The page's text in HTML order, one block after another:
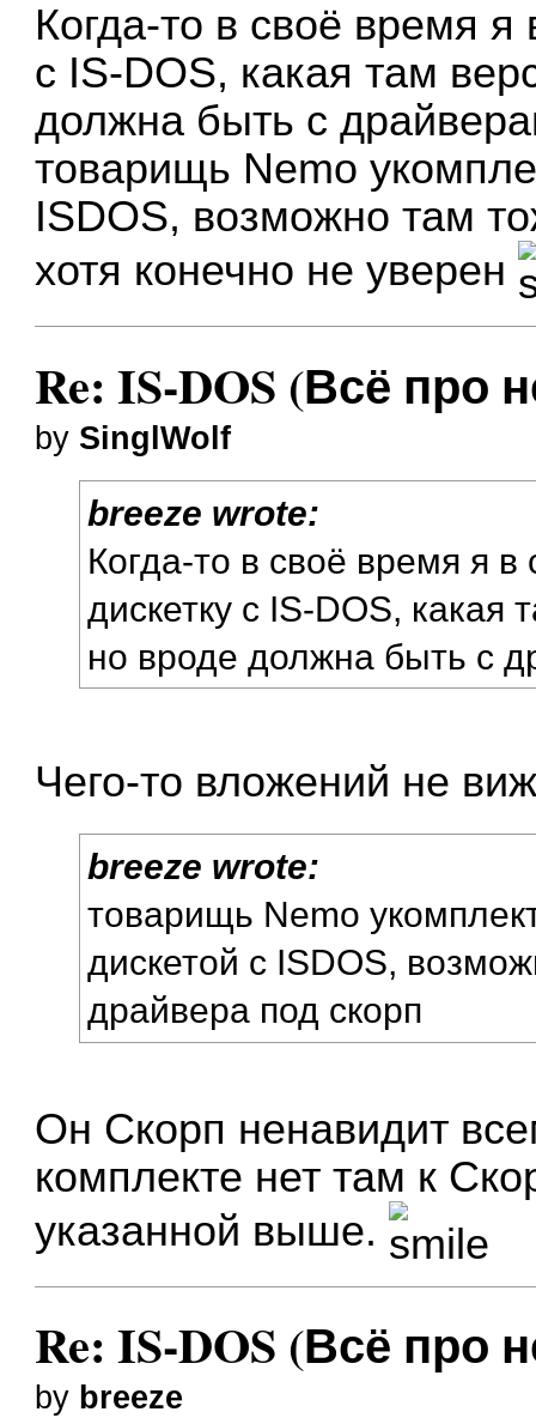
Когда-то в своё время я
с IS-DOS, какая там
должна быть с
товарищь Nemo
ISDOS, возможно там
хотя конечно не уверен
Re: IS-DOS (Всё про
by SinglWolf
breeze wrote:
Когда-то в своё время я в
дискетку с IS-DOS,
но вроде должна быть с
Чего-то вложений не
breeze wrote:
товарищь Nemo
дискетой с ISDOS,
драйвера под скорп
Он Скорп ненавидит
комплекте нет там к
указанной выше.
Re: IS-DOS (Всё про
by breeze